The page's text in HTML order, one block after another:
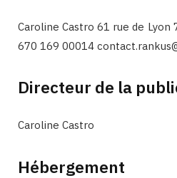
Caroline Castro 61 rue de Lyon
670 169 00014
Directeur de la
Caroline Castro
Hébergement